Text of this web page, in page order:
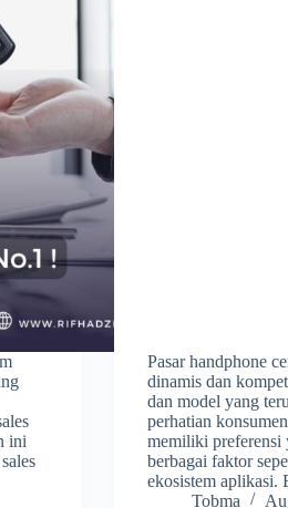
ini
Pasar handphone
dinamis dan
dan model yang
perhatian
memiliki preferensi
berbagai faktor
ekosistem
Tobma